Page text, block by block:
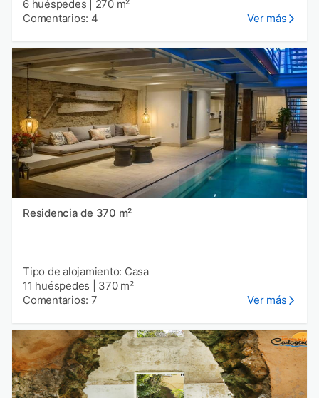
6 huéspedes
270 m²
Comentarios: 4
Ver más
Residencia de 370 m²
Tipo de alojamiento: Casa
11 huéspedes
370 m²
Comentarios: 7
Ver más